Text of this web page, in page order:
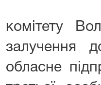
комітету
залучення
обласне